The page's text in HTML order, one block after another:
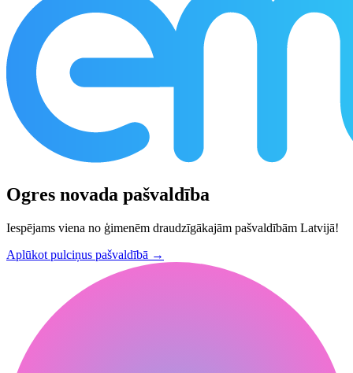
Ogres novada pašvaldība
Iespējams viena no ģimenēm draudzīgākajām pašvaldībām Latvijā!
Aplūkot pulciņus pašvaldībā →